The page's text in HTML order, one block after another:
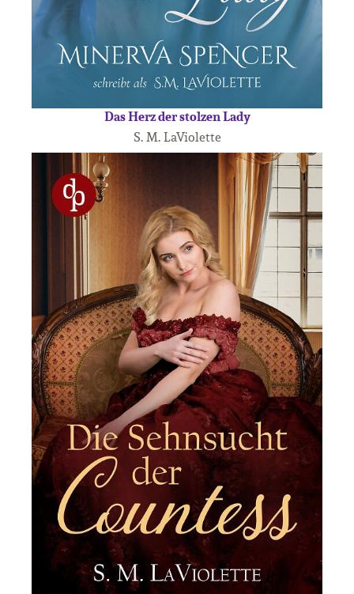
Das Herz der stolzen Lady
S. M. LaViolette